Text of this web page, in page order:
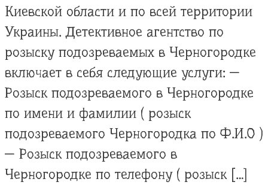
Киевской области и по всей территории
Украины. Детективное агентство по
розыску подозреваемых в Черногородке
включает в себя следующие услуги: —
Розыск подозреваемого в Черногородке
по имени и фамилии ( розыск
подозреваемого Черногородка по Ф.И.О )
— Розыск подозреваемого в
Черногородке по телефону ( розыск […]